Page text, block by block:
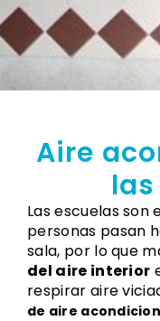
Aire
Las escuelas son
personas pasan
sala, por lo que
del aire interior
respirar aire
de aire